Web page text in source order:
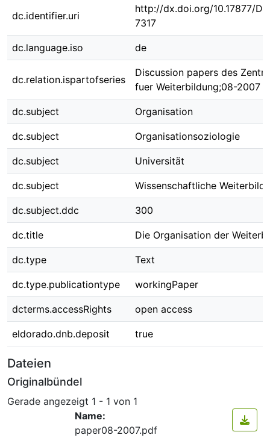
dc.identifier.uri
http://dx.doi.org/10.17877/
7317
dc.language.iso de
dc.relation.ispartofseries
Discussion papers des
fuer Weiterbildung;08-2007
dc.subject Organisation
dc.subject Organisationsoziologie
dc.subject Universität
dc.subject Wissenschaftliche
dc.subject.ddc 300
dc.title Die Organisation der
dc.type Text
dc.type.publicationtype workingPaper
dcterms.accessRights open access
eldorado.dnb.deposit true
Dateien
Originalbündel
Gerade angezeigt 1 - 1 von 1
Name:
paper08-2007.pdf